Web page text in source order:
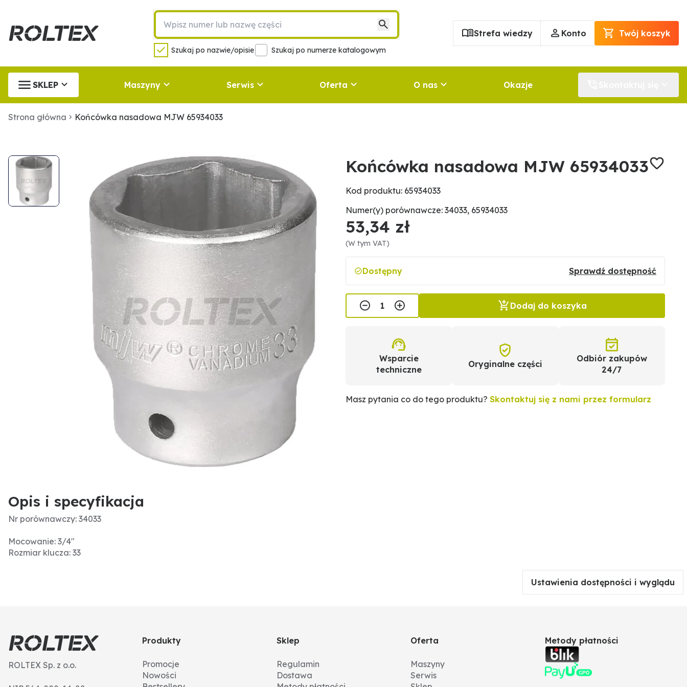
Szukaj po nazwie/opisie Szukaj po numerze katalogowym
Strefa wiedzy Konto Twój koszyk
SKLEP Maszyny Serwis Oferta O nas Okazje
Strona główna Końcówka nasadowa MJW 65934033
Końcówka nasadowa MJW 65934033
Kod produktu: 65934033
Numer(y) porównawcze: 34033, 65934033
53,34 zł
(W tym VAT)
Dostępny Sprawdź dostępność
Dodaj do koszyka
Wsparcie
techniczne
Oryginalne części
Odbiór zakupów
24/7
Masz pytania co do tego produktu? Skontaktuj się z nami przez formularz
Opis i specyfikacja
Nr porównawczy: 34033
Mocowanie: 3/4"
Rozmiar klucza: 33
Ustawienia dostępności i wyglądu
ROLTEX Sp. z o.o.
Produkty
Promocje
Nowości
Sklep
Regulamin
Dostawa
Oferta
Maszyny
Serwis
Metody płatności